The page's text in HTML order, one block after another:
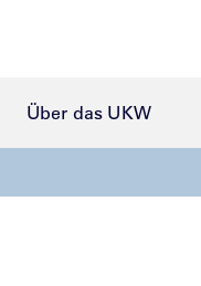
Über das UKW